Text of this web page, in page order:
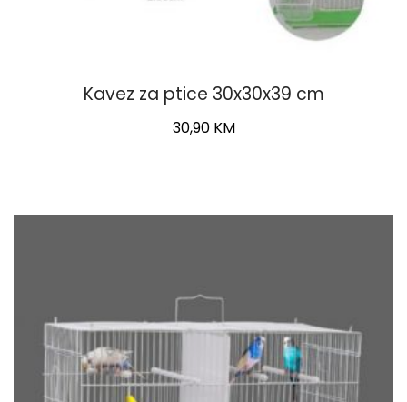
Kavez za ptice 30x30x39 cm
30,90 KM